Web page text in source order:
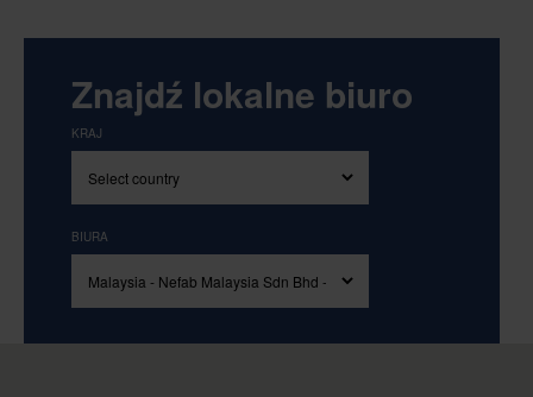
Znajdź lokalne biuro
KRAJ
BIURA